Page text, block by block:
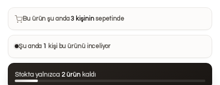
Bu ürün şu anda3 kişininsepetinde
Bu ürünü 33 kişi favorilerine ekledi
Bu ürün son 24 saatte98 kezgörüntülendi
Şu anda 1 kişi bu ürünü inceliyor
Stokta yalnızca 2 ürün kaldı